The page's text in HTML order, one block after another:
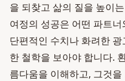
을 되찾고 삶의 질을 높이
여정의 성공은 어떤 파트
단편적인 수치나 화려한
한 철학을 보아야 합니다.
름다움을 이해하고, 그것